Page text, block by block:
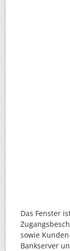
Das Fenster
sowie
Bankserver